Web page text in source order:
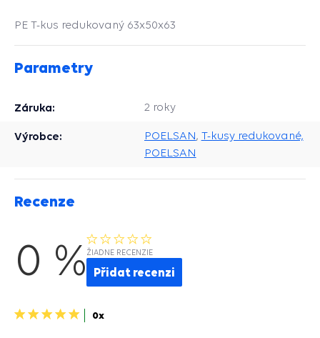
PE T-kus redukovaný 63x50x63
Parametry
Záruka: 2 roky
Výrobce: POELSAN, T-kusy redukované,
POELSAN
Recenze
0 % ŽIADNE RECENZIE
Přidat recenzi
5
0x